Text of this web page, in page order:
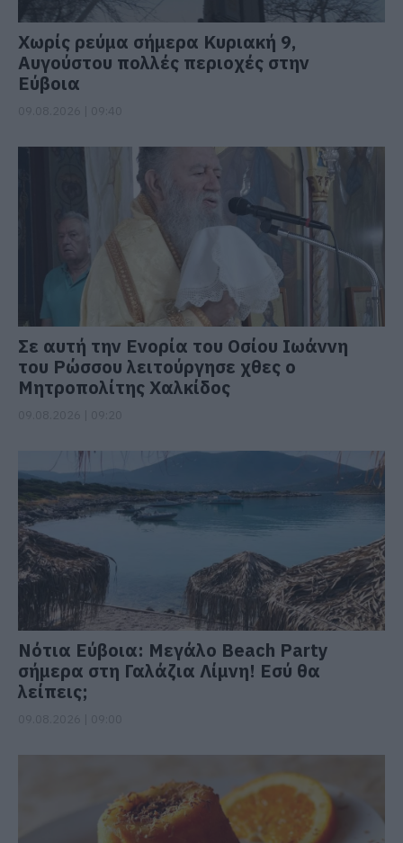
Χωρίς ρεύμα σήμερα Κυριακή 9,
Αυγούστου πολλές περιοχές στην
Εύβοια
Σε αυτή την Ενορία του Οσίου Ιωάννη
του Ρώσσου λειτούργησε χθες ο
Μητροπολίτης Χαλκίδος
Νότια Εύβοια: Μεγάλο Beach Party
σήμερα στη Γαλάζια Λίμνη! Εσύ θα
λείπεις;